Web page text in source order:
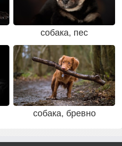
собака, пес
собака, бревно